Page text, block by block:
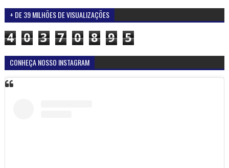
+ DE 39 MILHÕES DE VISUALIZAÇÕES
4 0 3 7 0 8 9 5
CONHEÇA NOSSO INSTAGRAM